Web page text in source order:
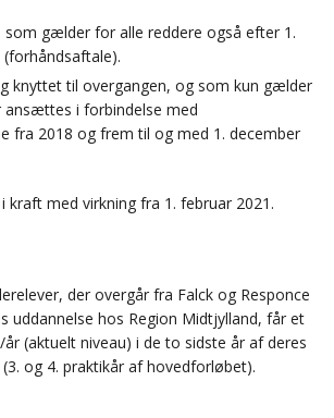
gælder for alle reddere også efter 1.
knyttet til overgangen, og som kun gælder
ansættes i forbindelse med
fra 2018 og frem til og med 1. december
med virkning fra 1. februar 2021.
der overgår fra Falck og Responce
uddannelse hos Region Midtjylland, får et
(aktuelt niveau) i de to sidste år af deres
og 4. praktikår af hovedforløbet).